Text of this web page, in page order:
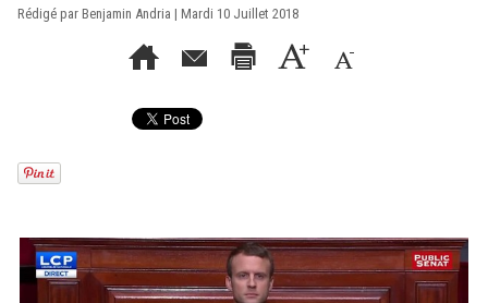
Rédigé par Benjamin Andria | Mardi 10 Juillet 2018